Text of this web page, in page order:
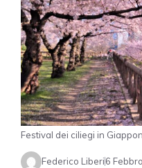
Festival dei ciliegi in
Federico Liberi6